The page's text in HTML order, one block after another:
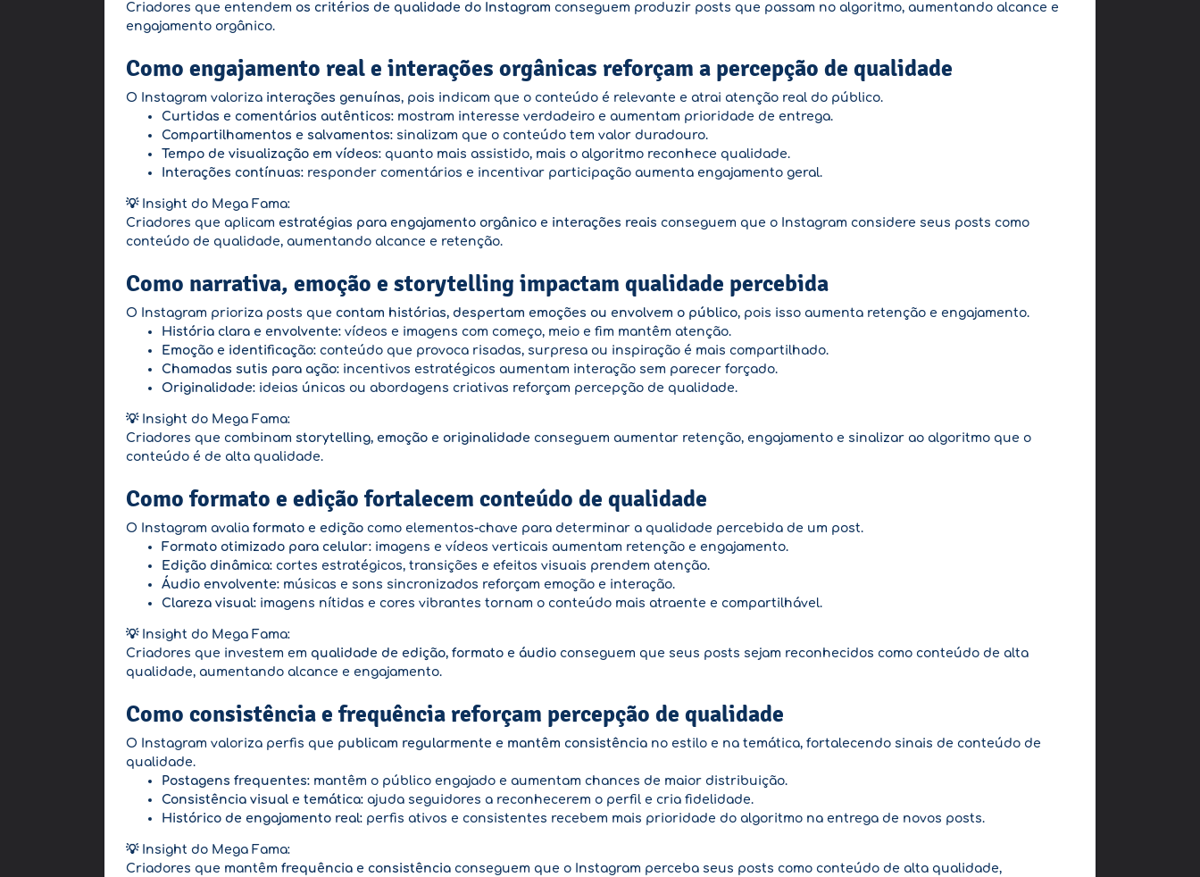
Criadores que entendem os critérios de qualidade do Instagram conseguem produzir posts que passam no algoritmo, aumentando alcance e
engajamento orgânico.
Como engajamento real e interações orgânicas reforçam a percepção de qualidade
O Instagram valoriza interações genuínas, pois indicam que o conteúdo é relevante e atrai atenção real do público.
Curtidas e comentários autênticos: mostram interesse verdadeiro e aumentam prioridade de entrega.
Compartilhamentos e salvamentos: sinalizam que o conteúdo tem valor duradouro.
Tempo de visualização em vídeos: quanto mais assistido, mais o algoritmo reconhece qualidade.
Interações contínuas: responder comentários e incentivar participação aumenta engajamento geral.
💡 Insight do Mega Fama:
Criadores que aplicam estratégias para engajamento orgânico e interações reais conseguem que o Instagram considere seus posts como
conteúdo de qualidade, aumentando alcance e retenção.
Como narrativa, emoção e storytelling impactam qualidade percebida
O Instagram prioriza posts que contam histórias, despertam emoções ou envolvem o público, pois isso aumenta retenção e engajamento.
História clara e envolvente: vídeos e imagens com começo, meio e fim mantêm atenção.
Emoção e identificação: conteúdo que provoca risadas, surpresa ou inspiração é mais compartilhado.
Chamadas sutis para ação: incentivos estratégicos aumentam interação sem parecer forçado.
Originalidade: ideias únicas ou abordagens criativas reforçam percepção de qualidade.
💡 Insight do Mega Fama:
Criadores que combinam storytelling, emoção e originalidade conseguem aumentar retenção, engajamento e sinalizar ao algoritmo que o
conteúdo é de alta qualidade.
Como formato e edição fortalecem conteúdo de qualidade
O Instagram avalia formato e edição como elementos-chave para determinar a qualidade percebida de um post.
Formato otimizado para celular: imagens e vídeos verticais aumentam retenção e engajamento.
Edição dinâmica: cortes estratégicos, transições e efeitos visuais prendem atenção.
Áudio envolvente: músicas e sons sincronizados reforçam emoção e interação.
Clareza visual: imagens nítidas e cores vibrantes tornam o conteúdo mais atraente e compartilhável.
💡 Insight do Mega Fama:
Criadores que investem em qualidade de edição, formato e áudio conseguem que seus posts sejam reconhecidos como conteúdo de alta
qualidade, aumentando alcance e engajamento.
Como consistência e frequência reforçam percepção de qualidade
O Instagram valoriza perfis que publicam regularmente e mantêm consistência no estilo e na temática, fortalecendo sinais de conteúdo de
qualidade.
Postagens frequentes: mantêm o público engajado e aumentam chances de maior distribuição.
Consistência visual e temática: ajuda seguidores a reconhecerem o perfil e cria fidelidade.
Histórico de engajamento real: perfis ativos e consistentes recebem mais prioridade do algoritmo na entrega de novos posts.
💡 Insight do Mega Fama:
Criadores que mantêm frequência e consistência conseguem que o Instagram perceba seus posts como conteúdo de alta qualidade,